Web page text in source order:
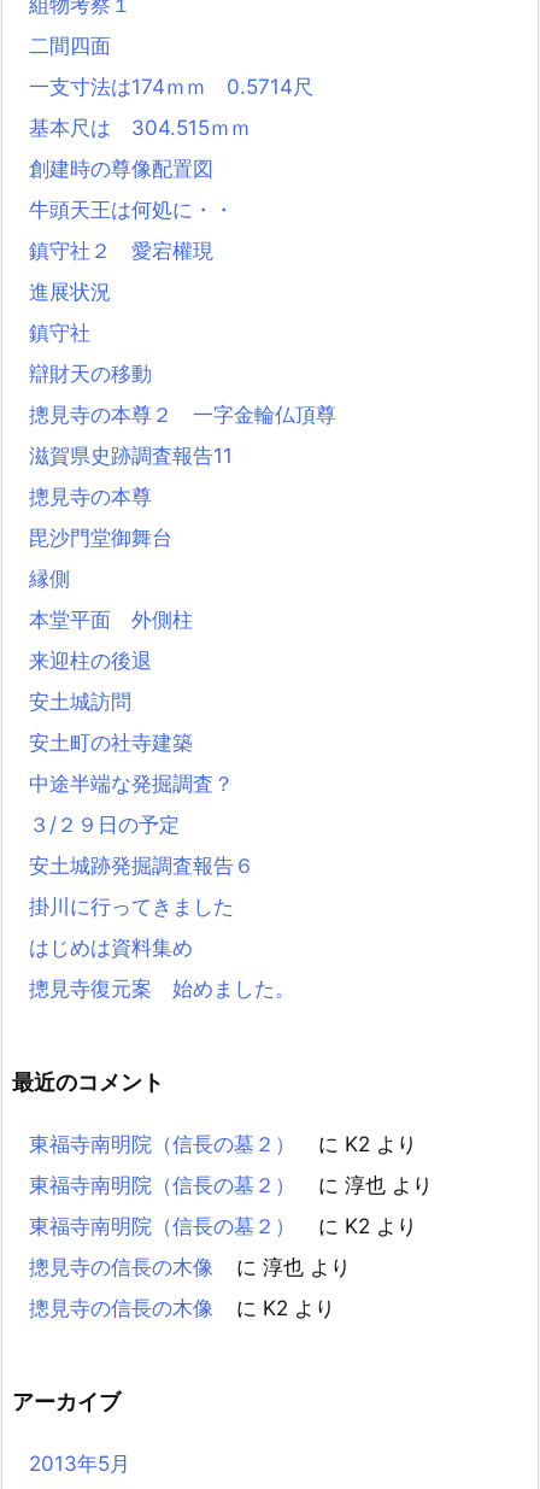
組物考察１
二間四面
一支寸法は174ｍｍ 0.5714尺
基本尺は 304.515ｍｍ
創建時の尊像配置図
牛頭天王は何処に・・
鎮守社２ 愛宕權現
進展状況
鎮守社
辯財天の移動
摠見寺の本尊２ 一字金輪仏頂尊
滋賀県史跡調査報告11
摠見寺の本尊
毘沙門堂御舞台
縁側
本堂平面 外側柱
来迎柱の後退
安土城訪問
安土町の社寺建築
中途半端な発掘調査？
３/２９日の予定
安土城跡発掘調査報告６
掛川に行ってきました
はじめは資料集め
摠見寺復元案 始めました。
最近のコメント
東福寺南明院（信長の墓２） に K2 より
東福寺南明院（信長の墓２）
に 淳也 より
東福寺南明院（信長の墓２）
に K2 より
摠見寺の信長の木像
に 淳也 より
摠見寺の信長の木像
に K2 より
アーカイブ
2013年5月